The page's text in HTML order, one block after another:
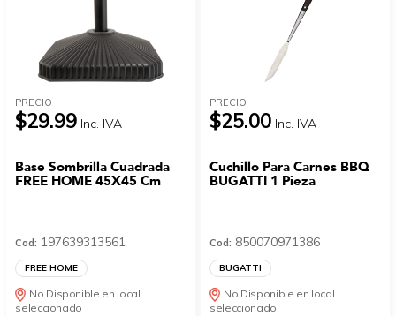
PRECIO
$29.99 Inc. IVA
Base Sombrilla Cuadrada
FREE HOME 45X45 Cm
Cod: 197639313561
FREE HOME
No Disponible en local
seleccionado
PRECIO
$25.00 Inc. IVA
Cuchillo Para Carnes BBQ
BUGATTI 1 Pieza
Cod: 850070971386
BUGATTI
No Disponible en local
seleccionado